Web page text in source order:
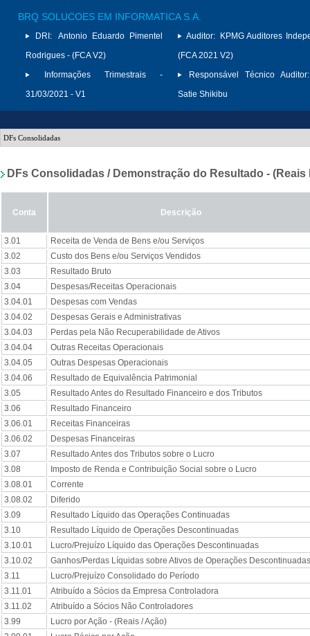
BRQ SOLUCOES EM INFORMATICA S.A.
DRI:
Antonio Eduardo Pimentel
Rodrigues - (FCA V2)
Informações Trimestrais -
31/03/2021 - V1
Auditor:
KPMG Auditores
(FCA 2021 V2)
Responsável Técnico Auditor:
Satie Shikibu